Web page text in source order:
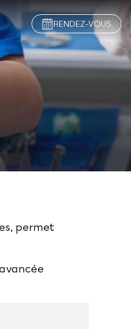
RENDEZ-VOUS
permet